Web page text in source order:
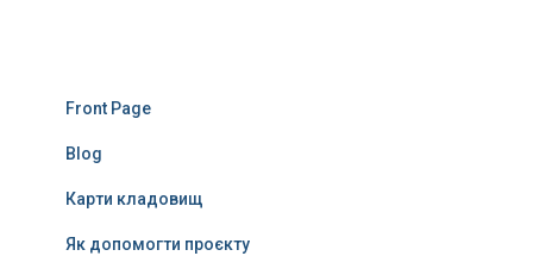
Front Page
Blog
Карти кладовищ
Як допомогти проєкту